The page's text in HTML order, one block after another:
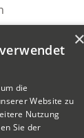
×
die
Website zu
Nutzung
Sie der